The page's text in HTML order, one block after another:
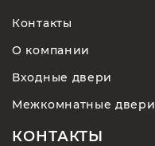
Контакты
О компании
Входные двери
Межкомнатные двери
КОНТАКТЫ